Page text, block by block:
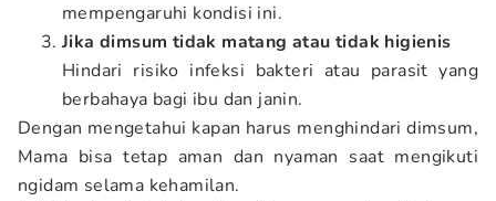
mempengaruhi kondisi ini.
Jika dimsum tidak matang atau tidak higienis
Hindari risiko infeksi bakteri atau parasit yang
berbahaya bagi ibu dan janin.
Dengan mengetahui kapan harus menghindari dimsum,
Mama bisa tetap aman dan nyaman saat mengikuti
ngidam selama kehamilan.